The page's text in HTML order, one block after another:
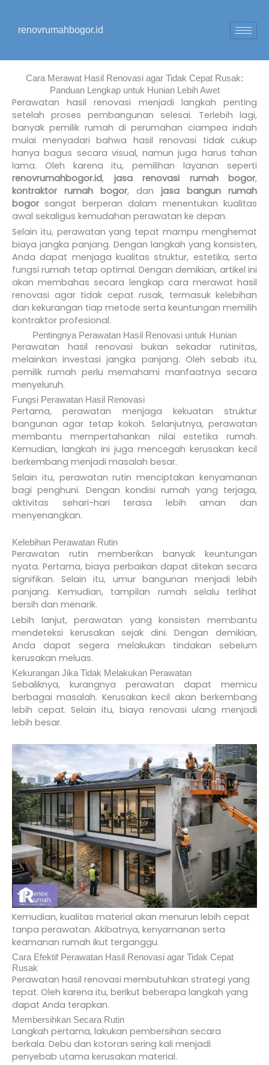
kontenrenovrumahbogor.id
Cara Merawat Hasil Renovasi agar Tidak Cepat Rusak:
Panduan Lengkap untuk Hunian Lebih Awet
Perawatan hasil renovasi menjadi langkah penting
setelah proses pembangunan selesai. Terlebih lagi,
banyak pemilik rumah di perumahan ciampea indah
mulai menyadari bahwa hasil renovasi tidak cukup
hanya bagus secara visual, namun juga harus tahan
lama. Oleh karena itu, pemilihan layanan seperti
renovrumahbogor.id, jasa renovasi rumah bogor,
kontraktor rumah bogor, dan jasa bangun rumah
bogorsangat berperan dalam menentukan kualitas
awal sekaligus kemudahan perawatan ke depan.
Selain itu, perawatan yang tepat mampu menghemat
biaya jangka panjang. Dengan langkah yang konsisten,
Anda dapat menjaga kualitas struktur, estetika, serta
fungsi rumah tetap optimal. Dengan demikian, artikel ini
akan membahas secara lengkap cara merawat hasil
renovasi agar tidak cepat rusak, termasuk kelebihan
dan kekurangan tiap metode serta keuntungan memilih
kontraktor profesional.
Pentingnya Perawatan Hasil Renovasi untuk Hunian
Perawatan hasil renovasi bukan sekadar rutinitas,
melainkan investasi jangka panjang. Oleh sebab itu,
pemilik rumah perlu memahami manfaatnya secara
menyeluruh.
Fungsi Perawatan Hasil Renovasi
Pertama, perawatan menjaga kekuatan struktur
bangunan agar tetap kokoh. Selanjutnya, perawatan
membantu mempertahankan nilai estetika rumah.
Kemudian, langkah ini juga mencegah kerusakan kecil
berkembang menjadi masalah besar.
Selain itu, perawatan rutin menciptakan kenyamanan
bagi penghuni. Dengan kondisi rumah yang terjaga,
aktivitas sehari-hari terasa lebih aman dan
menyenangkan.
Kelebihan Perawatan Rutin
Perawatan rutin memberikan banyak keuntungan
nyata. Pertama, biaya perbaikan dapat ditekan secara
signifikan. Selain itu, umur bangunan menjadi lebih
panjang. Kemudian, tampilan rumah selalu terlihat
bersih dan menarik.
Lebih lanjut, perawatan yang konsisten membantu
mendeteksi kerusakan sejak dini. Dengan demikian,
Anda dapat segera melakukan tindakan sebelum
kerusakan meluas.
Kekurangan Jika Tidak Melakukan Perawatan
Sebaliknya, kurangnya perawatan dapat memicu
berbagai masalah. Kerusakan kecil akan berkembang
lebih cepat. Selain itu, biaya renovasi ulang menjadi
lebih besar.
Kemudian, kualitas material akan menurun lebih cepat
tanpa perawatan. Akibatnya, kenyamanan serta
keamanan rumah ikut terganggu.
Cara Efektif Perawatan Hasil Renovasi agar Tidak Cepat
Rusak
Perawatan hasil renovasi membutuhkan strategi yang
tepat. Oleh karena itu, berikut beberapa langkah yang
dapat Anda terapkan.
Membersihkan Secara Rutin
Langkah pertama, lakukan pembersihan secara
berkala. Debu dan kotoran sering kali menjadi
penyebab utama kerusakan material.